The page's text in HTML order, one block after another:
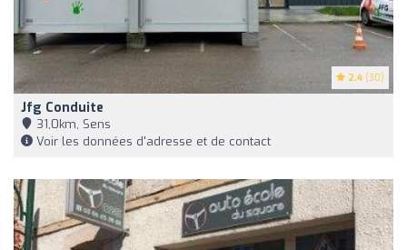
2.4 (30)
Jfg Conduite
31,0km, Sens
Voir les données d'adresse et de contact